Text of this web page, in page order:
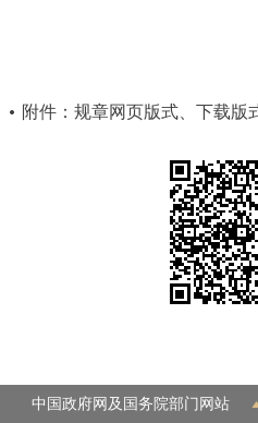
附件：规章网页版式、下载版
中国政府网及国务院部门网站